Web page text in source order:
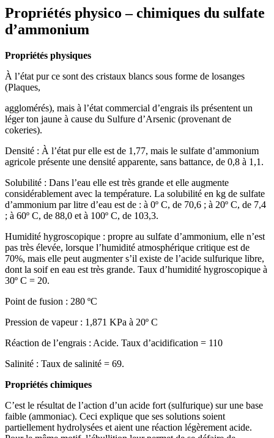
Propriétés physico – chimiques du sulfate
d’ammonium
Propriétés physiques
À l’état pur ce sont des cristaux blancs sous forme de losanges
(Plaques,
agglomérés), mais à l’état commercial d’engrais ils présentent un
léger ton jaune à cause du Sulfure d’Arsenic (provenant de
cokeries).
Densité : À l’état pur elle est de 1,77, mais le sulfate d’ammonium
agricole présente une densité apparente, sans battance, de 0,8 à 1,1.
Solubilité : Dans l’eau elle est très grande et elle augmente
considérablement avec la température. La solubilité en kg de sulfate
d’ammonium par litre d’eau est de : à 0º C, de 70,6 ; à 20º C, de 7,4
; à 60º C, de 88,0 et à 100º C, de 103,3.
Humidité hygroscopique : propre au sulfate d’ammonium, elle n’est
pas très élevée, lorsque l’humidité atmosphérique critique est de
70%, mais elle peut augmenter s’il existe de l’acide sulfurique libre,
dont la soif en eau est très grande. Taux d’humidité hygroscopique à
30º C = 20.
Point de fusion : 280 ºC
Pression de vapeur : 1,871 KPa à 20º C
Réaction de l’engrais : Acide. Taux d’acidification = 110
Salinité : Taux de salinité = 69.
Propriétés chimiques
C’est le résultat de l’action d’un acide fort (sulfurique) sur une base
faible (ammoniac). Ceci explique que ses solutions soient
partiellement hydrolysées et aient une réaction légèrement acide.